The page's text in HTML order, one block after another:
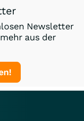
Newsletter
aus der